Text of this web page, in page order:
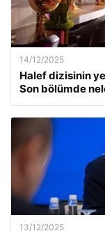
14/12/2025
Halef dizisinin
Son bölümde
13/12/2025